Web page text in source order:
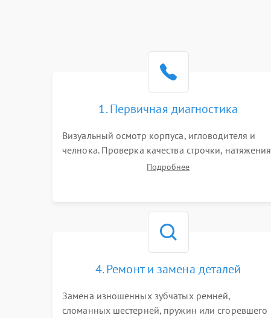
1. Первичная диагностика
Визуальный осмотр корпуса, игловодителя и
челнока. Проверка качества строчки, натяжения
нитей и работы педали. Выявление посторонних
Подробнее
4. Ремонт и замена деталей
Замена изношенных зубчатых ремней,
сломанных шестерней, пружин или сгоревшего